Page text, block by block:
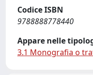
Codice ISBN
9788888778440
Appare nelle
3.1 Monografia o